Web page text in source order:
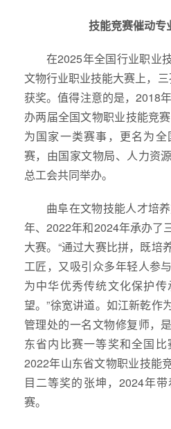
技能竞赛催动专
在2025年全国行业职
文物行业职业技能大赛上，
获奖。值得注意的是，2018
办两届全国文物职业技能竞
为国家一类赛事，更名为
赛，由国家文物局、人力资
总工会共同举办。
曲阜在文物技能人才培
年、2022年和2024年承办了
大赛。“通过大赛比拼，既培
工匠，又吸引众多年轻人参
为中华优秀传统文化保护
望。”徐宽讲道。如江新乾作
管理处的一名文物修复师，
东省内比赛一等奖和全国
2022年山东省文物职业技能
目二等奖的张坤，2024年
赛。